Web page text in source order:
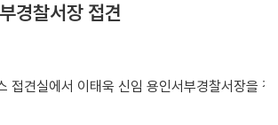
경찰서장 접견
접견실에서 이태욱 신임 용인서부경찰서장을